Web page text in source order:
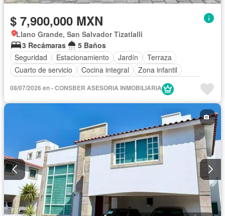
$ 7,900,000 MXN
Llano Grande, San Salvador Tizatlalli
3 Recámaras
5 Baños
Seguridad
Estacionamiento Jardín
Terraza
Cuarto de servicio
Cocina integral
Zona infantil
Circuito cerrado de televisión
Gas natural
08/07/2026 en - CONSBER ASESORIA INMOBILIARIA